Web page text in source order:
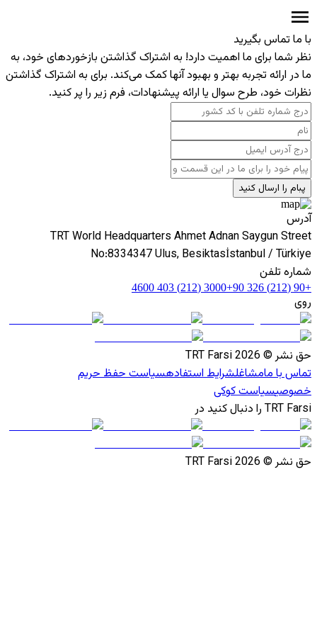
با ما تماس بگیرید
نظر شما برای ما اهمیت دارد! به اشتراک گذاشتن بازخوردهای خود، به
ما در ارائه تجربه بهتر و بهبود آنها کمک می‌کند. برای به اشتراک گذاشتن
نظرات خود، طرح سوال یا ارائه پیشنهادات، فرم زیر را پر کنید.
پبام را ارسال کنید
آدرس
TRT World Headquarters Ahmet Adnan Saygun Street
No:8334347 Ulus, Besiktasİstanbul / Türkiye
شماره تلفن
+90 (212) 326 3000
+90 (212) 403 4600
روی
حق نشر © 2026 TRT Farsi
تماس با مامشاغلشرایط استفادهسیاست حفظ حریم
خصوصیسیاست کوکی
TRT Farsi را دنبال کنید در
حق نشر © 2026 TRT Farsi